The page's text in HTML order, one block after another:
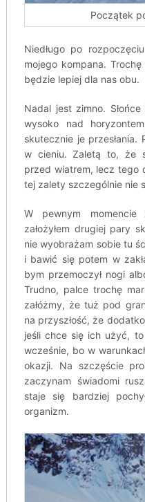
Początek
Niedługo po
mojego kompana.
będzie lepiej dla nas obu.
Nadal jest zimno.
wysoko nad
skutecznie je przesłania.
w cieniu. Zaletą to, że
przed wiatrem, lecz tego
tej zalety szczególnie nie
W pewnym
założyłem drugiej pary
nie wyobrażam sobie tu
i bawić się potem w
bym przemoczył nogi
Trudno, palce trochę
załóżmy, że tuż pod
na przyszłość, że
jeśli chce się ich użyć,
wcześnie, bo w
okazji. Na szczęście
zaczynam świadomi
staje się bardziej
organizm.